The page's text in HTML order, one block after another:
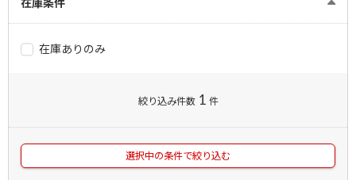
在庫ありのみ
絞り込み件数 1 件
選択中の条件で絞り込む